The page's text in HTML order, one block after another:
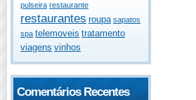
pulseira restaurante
restaurantes roupa sapatos
spa telemoveis tratamento
viagens vinhos
Comentários Recentes